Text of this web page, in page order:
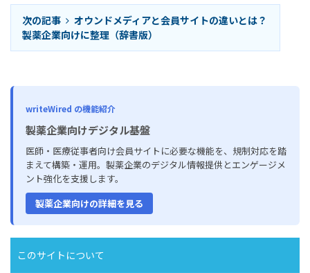
次の記事
オウンドメディアと会員サイトの違いとは？
製薬企業向けに整理（辞書版）
writeWired の機能紹介
製薬企業向けデジタル基盤
医師・医療従事者向け会員サイトに必要な機能を、規制対応を踏
まえて構築・運用。製薬企業のデジタル情報提供とエンゲージメ
ント強化を支援します。
製薬企業向けの詳細を見る
このサイトについて